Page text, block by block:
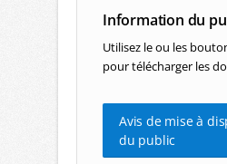
Information du
Utilisez le ou les
pour télécharger les
Avis de mise à
du public